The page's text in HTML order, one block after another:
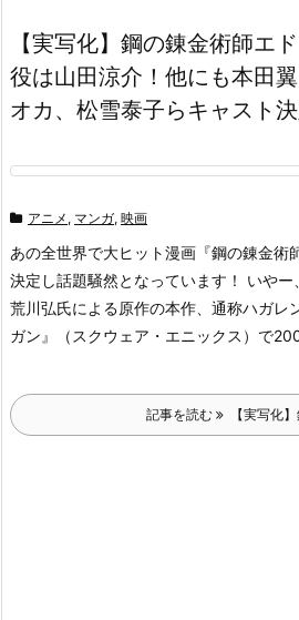
【実写化】鋼の錬金術師エ
役は山田涼介！他にも本田
オカ、松雪泰子らキャスト決
アニメ , マンガ, 映画
あの全世界で大ヒット漫画『鋼の錬金術
決定し話題騒然となっています！ いや
荒川弘氏による原作の本作、通称ハガレ
ガン』（スクウェア・エニックス）で
記事を読む 【実写化